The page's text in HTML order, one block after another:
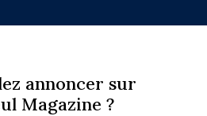
annoncer sur
Magazine ?